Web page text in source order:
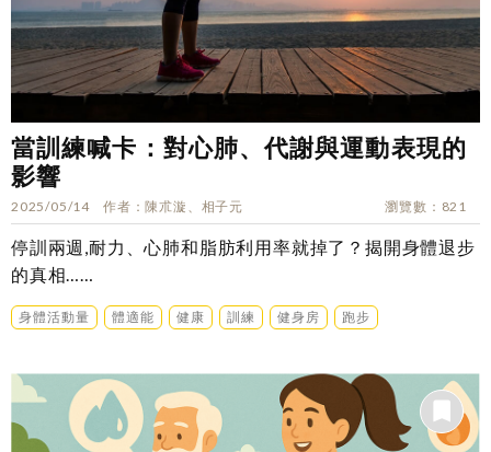
當訓練喊卡：對心肺、代謝與運動表現的
影響
2025/05/14 作者 陳朮漩、相子元 瀏覽數 821
停訓兩週,耐力、心肺和脂肪利用率就掉了？揭開身體退步
的真相……
身體活動量 體適能 健康 訓練 健身房 跑步